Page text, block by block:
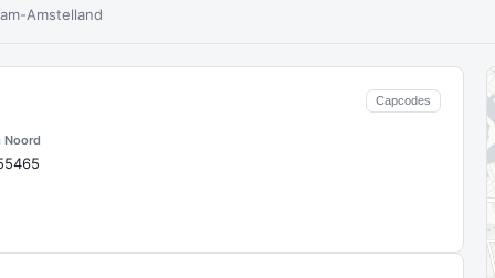
Amstelland
Capcodes
Noord